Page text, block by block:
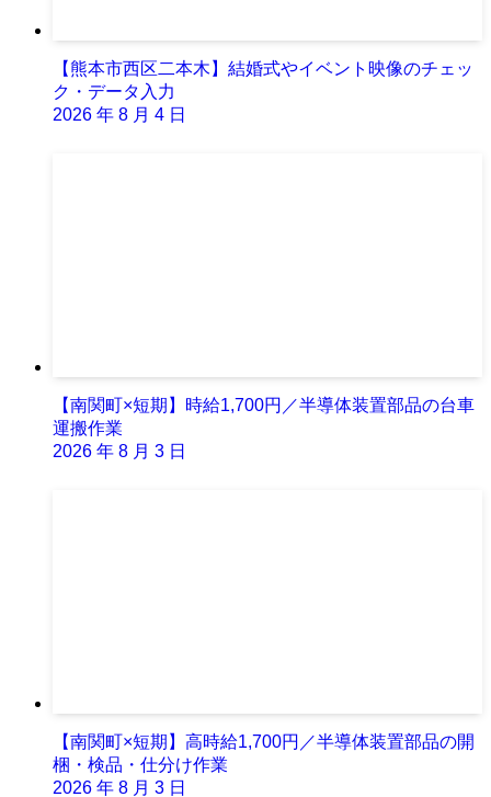
【熊本市西区二本木】結婚式やイベント映像のチェッ
ク・データ入力
2026 年 8 月 4 日
【南関町×短期】時給1,700円／半導体装置部品の台車
運搬作業
2026 年 8 月 3 日
【南関町×短期】高時給1,700円／半導体装置部品の開
梱・検品・仕分け作業
2026 年 8 月 3 日